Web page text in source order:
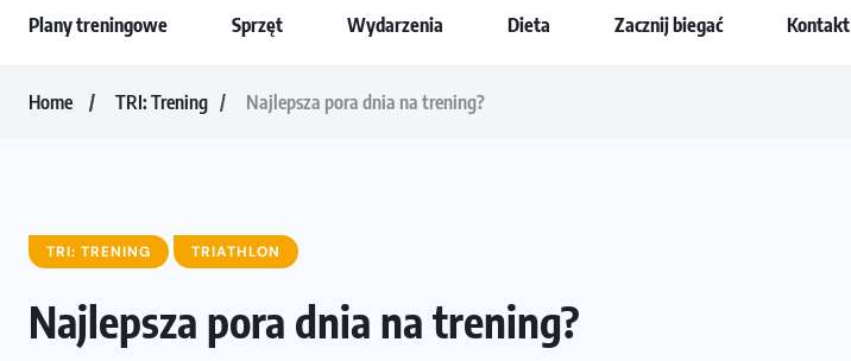
Plany treningowe Sprzęt Wydarzenia Dieta Zacznij biegać Kontakt
Home TRI: Trening Najlepsza pora dnia na trening?
TRI: TRENING TRIATHLON
Najlepsza pora dnia na trening?